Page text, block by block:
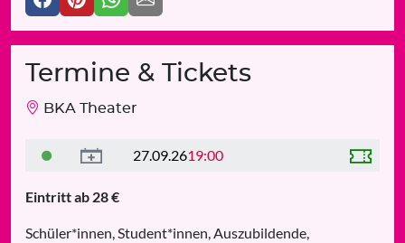
Termine & Tickets
BKA Theater
27.09.2619:00
Eintritt ab 28 €
Schüler*innen, Student*innen, Auszubildende,